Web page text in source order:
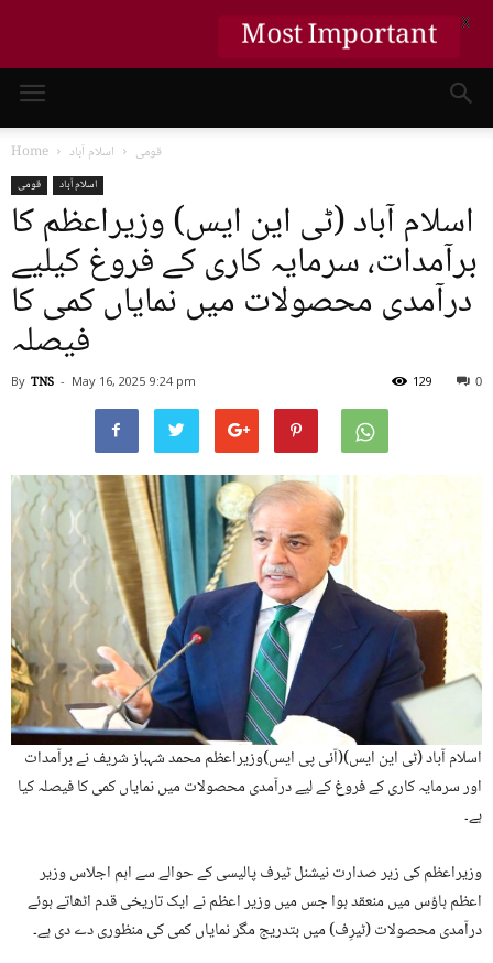
Home قومی اسلام آباد
قومی اسلام آباد
اسلام آباد (ٹی این ایس) وزیراعظم کا
برآمدات، سرمایہ کاری کے فروغ کیلیے
درآمدی محصولات میں نمایاں کمی کا
فیصلہ
By TNS - May 16, 2025 9:24 pm 0
129
اسلام آباد (ٹی این ایس)(آئی پی ایس)وزیراعظم محمد شہباز شریف نے برآمدات
اور سرمایہ کاری کے فروغ کے لیے درآمدی محصولات میں نمایاں کمی کا فیصلہ کیا
ہے۔
وزیراعظم کی زیر صدارت نیشنل ٹیرف پالیسی کے حوالے سے اہم اجلاس وزیر
اعظم ہاؤس میں منعقد ہوا جس میں وزیر اعظم نے ایک تاریخی قدم اٹھاتے ہوئے
درآمدی محصولات (ٹیرِف) میں بتدریج مگر نمایاں کمی کی منظوری دے دی ہے۔
Most Important X